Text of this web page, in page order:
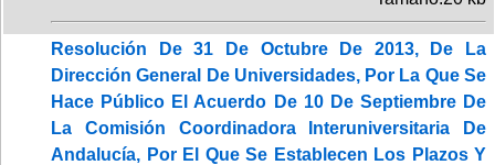
Resolución De 31 De Octubre De 2013, De La
Dirección General De Universidades, Por La Que Se
Hace Público El Acuerdo De 10 De Septiembre De
La Comisión Coordinadora Interuniversitaria De
Andalucía, Por El Que Se Establecen Los Plazos Y